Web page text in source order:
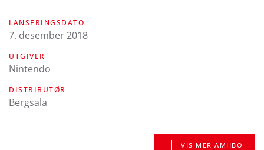
LANSERINGSDATO
7. desember 2018
UTGIVER
Nintendo
DISTRIBUTØR
Bergsala
VIS MER AMIIBO